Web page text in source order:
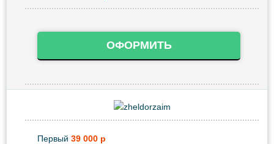
ОФОРМИТЬ
Первый 39 000 р